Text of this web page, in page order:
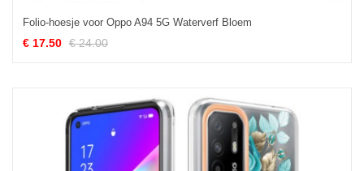
Folio-hoesje voor Oppo A94 5G Waterverf Bloem
€ 17.50 € 24.00